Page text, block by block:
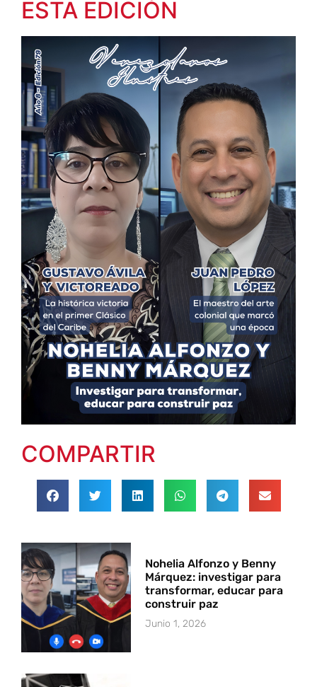
ESTA EDICIÓN
COMPARTIR
Nohelia Alfonzo y Benny
Márquez: investigar para
transformar, educar para
construir paz
Junio 1, 2026